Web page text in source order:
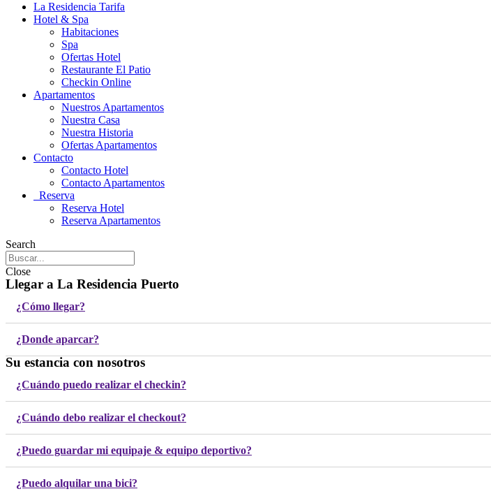
La Residencia Tarifa
Hotel & Spa
Habitaciones
Spa
Ofertas Hotel
Restaurante El Patio
Checkin Online
Apartamentos
Nuestros Apartamentos
Nuestra Casa
Nuestra Historia
Ofertas Apartamentos
Contacto
Contacto Hotel
Contacto Apartamentos
Reserva
Reserva Hotel
Reserva Apartamentos
Search
Close
Llegar a La Residencia Puerto
¿Cómo llegar?
¿Donde aparcar?
Su estancia con nosotros
¿Cuándo puedo realizar el checkin?
¿Cuándo debo realizar el checkout?
¿Puedo guardar mi equipaje & equipo deportivo?
¿Puedo alquilar una bici?